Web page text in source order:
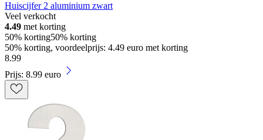
Huiscijfer 2 aluminium zwart
Veel verkocht
4.49 met korting
50% korting50% korting
50% korting, voordeelprijs: 4.49 euro met korting
8.99
Prijs: 8.99 euro